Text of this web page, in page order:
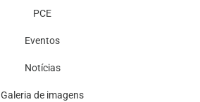
PCE
Eventos
Notícias
Galeria de imagens